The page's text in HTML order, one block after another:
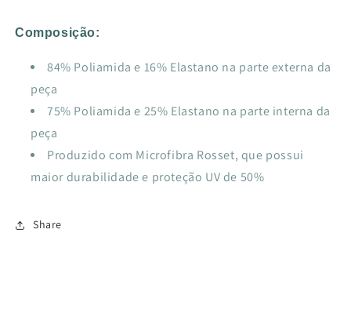
Composição:
84% Poliamida e 16% Elastano na parte externa da
peça
75% Poliamida e 25% Elastano na parte interna da
peça
Produzido com Microfibra Rosset, que possui
maior durabilidade e proteção UV de 50%
Share